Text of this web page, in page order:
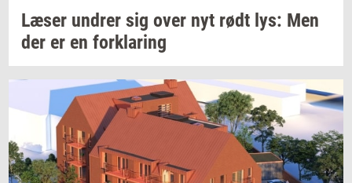
Læser un­drer sig over nyt rødt lys: Men
der er en for­kla­ring